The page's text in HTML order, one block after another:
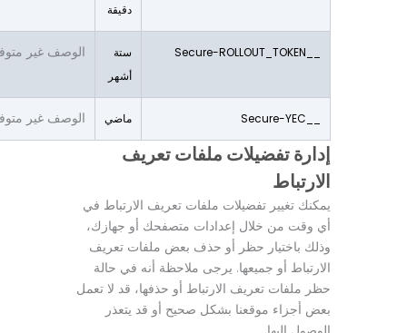
دقيقة
ستة
أشهر
الوصف غير
ماضي الوصف غير
إدارة تفضيلات ملفات تعريف
الارتباط
يمكنك تغيير تفضيلات ملفات تعريف الارتباط في
أي وقت من خلال إعدادات متصفحك أو جهازك،
وذلك باختيار حظر أو حذف بعض ملفات تعريف
الارتباط أو جميعها. يرجى ملاحظة أنه في حالة
حظر ملفات تعريف الارتباط أو حذفها، قد لا تعمل
بعض أجزاء موقعنا بشكل صحيح أو قد يتعذر